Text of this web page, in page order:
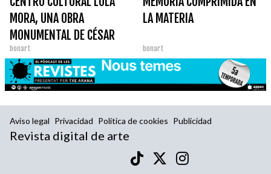
MORA, UNA OBRA
MONUMENTAL DE CÉSAR
PELLI
bonart
LA MATERIA
bonart
Aviso legal Privacidad Política de cookies Publicidad
Revista digital de arte